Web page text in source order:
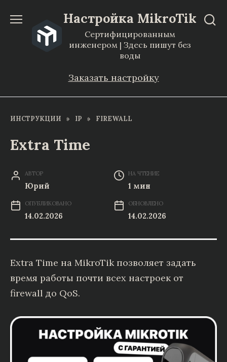
содержанию
Настройка MikroTik
Сертифицированным
инженером | Здесь пишут без
воды
Заказать настройку
ИНСТРУКЦИИ » IP » FIREWALL
Extra Time
АВТОР
Юрий
НА ЧТЕНИЕ
1 мин
ОПУБЛИКОВАНО
14.02.2026
ОБНОВЛЕНО
14.02.2026
Extra Time на MikroTik позволяет задать
время работы почти всех настроек от
firewall до QoS.